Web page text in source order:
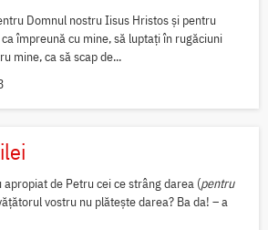
Domnul nostru Iisus Hristos și pentru
împreună cu mine, să luptați în rugăciuni
mine, ca să scap de...
de Petru cei ce strâng darea (pentru
vostru nu plătește darea? Ba da! – a